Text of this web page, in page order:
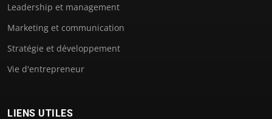
Leadership et management
Marketing et communication
Stratégie et développement
Vie d'entrepreneur
LIENS UTILES